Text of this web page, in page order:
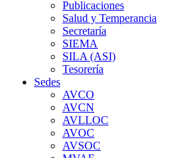
Publicaciones
Salud y Temperancia
Secretaría
SIEMA
SILA (ASI)
Tesorería
Sedes
AVCO
AVCN
AVLLOC
AVOC
AVSOC